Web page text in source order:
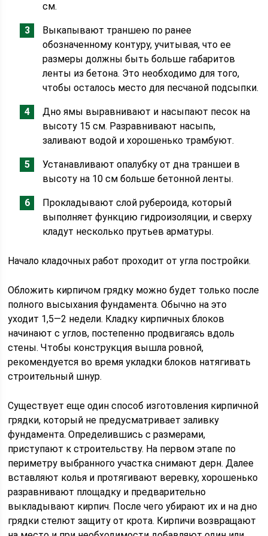
см.
Выкапывают траншею по ранее
обозначенному контуру, учитывая, что ее
размеры должны быть больше габаритов
ленты из бетона. Это необходимо для того,
чтобы осталось место для песчаной подсыпки.
Дно ямы выравнивают и насыпают песок на
высоту 15 см. Разравнивают насыпь,
заливают водой и хорошенько трамбуют.
Устанавливают опалубку от дна траншеи в
высоту на 10 см больше бетонной ленты.
Прокладывают слой рубероида, который
выполняет функцию гидроизоляции, и сверху
кладут несколько прутьев арматуры.
Начало кладочных работ проходит от угла постройки.
Обложить кирпичом грядку можно будет только после
полного высыхания фундамента. Обычно на это
уходит 1,5—2 недели. Кладку кирпичных блоков
начинают с углов, постепенно продвигаясь вдоль
стены. Чтобы конструкция вышла ровной,
рекомендуется во время укладки блоков натягивать
строительный шнур.
Существует еще один способ изготовления кирпичной
грядки, который не предусматривает заливку
фундамента. Определившись с размерами,
приступают к строительству. На первом этапе по
периметру выбранного участка снимают дерн. Далее
вставляют колья и протягивают веревку, хорошенько
разравнивают площадку и предварительно
выкладывают кирпич. После чего убирают их и на дно
грядки стелют защиту от крота. Кирпичи возвращают